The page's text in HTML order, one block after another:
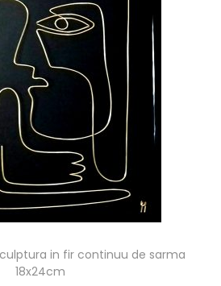
in fir continuu de sarma
18x24cm